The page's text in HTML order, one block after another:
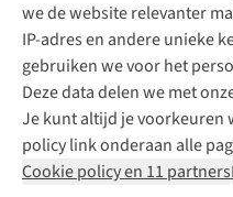
we de website relevanter
IP-adres en andere unieke
gebruiken we voor het
Deze data delen we met
Je kunt altijd je voorkeuren
policy link onderaan alle
Cookie policy en 11 partners